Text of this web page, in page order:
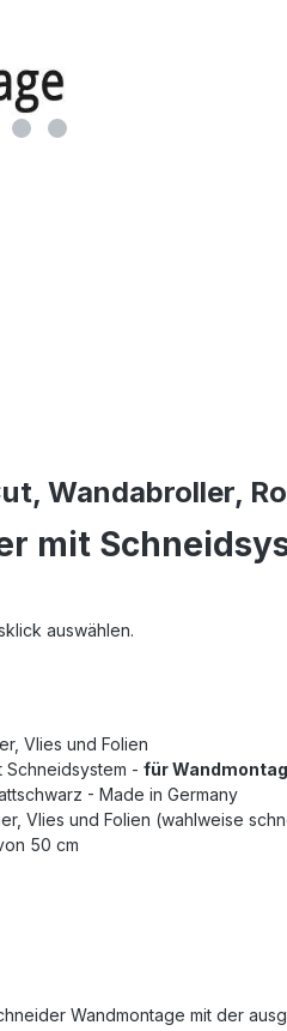
Wandabroller,
mit
auswählen.
Vlies und Folien
Schneidsystem - für
- Made in Germany
Vlies und Folien (wahlweise
50 cm
Wandmontage mit der